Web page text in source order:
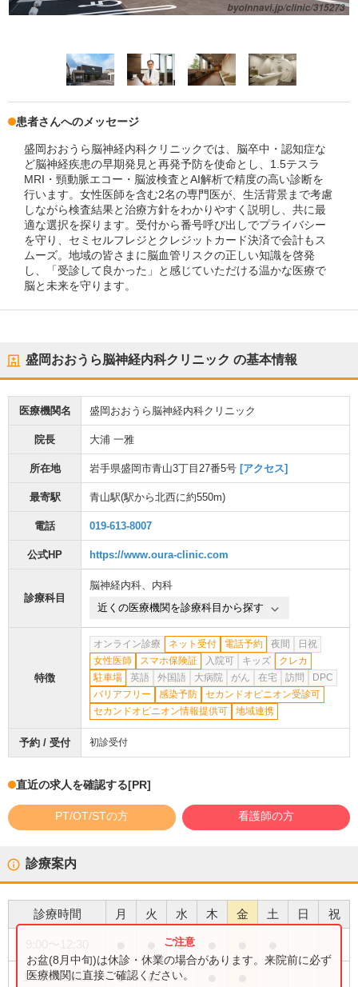
患者さんへのメッセージ
盛岡おおうら脳神経内科クリニックでは、脳卒中・認知症な
ど脳神経疾患の早期発見と再発予防を使命とし、1.5テスラ
MRI・頸動脈エコー・脳波検査とAI解析で精度の高い診断を
行います。女性医師を含む2名の専門医が、生活背景まで考慮
しながら検査結果と治療方針をわかりやすく説明し、共に最
適な選択を探ります。受付から番号呼び出しでプライバシー
を守り、セミセルフレジとクレジットカード決済で会計もス
ムーズ。地域の皆さまに脳血管リスクの正しい知識を啓発
し、「受診して良かった」と感じていただける温かな医療で
脳と未来を守ります。
盛岡おおうら脳神経内科クリニック の基本情報
医療機関名 盛岡おおうら脳神経内科クリニック
院長 大浦 一雅
所在地 岩手県盛岡市青山3丁目27番5号 [アクセス]
最寄駅 青山駅(駅から北西に約550m)
電話 019-613-8007
公式HP https://www.oura-clinic.com
診療科目
脳神経内科、 内科
近くの医療機関を診療科目から探す
特徴
オンライン診療 ネット受付 電話予約 夜間
日祝
女性医師
スマホ保険証 入院可 キッズ
クレカ
駐車場
英語 外国語 大病院 がん 在宅 訪問
DPC
バリアフリー
感染予防
セカンドオピニオン受診可
セカンドオピニオン情報提供可
地域連携
予約 / 受付 初診受付
直近の求人を確認する[PR]
PT/OT/STの方 看護師の方
診療案内
診療時間 月 火 水 木 金 土 日 祝
●
14:00〜18:00 ● ●
お盆(8月中旬)は休診・休業の場合があります。来院前に必ず
医療機関に直接ご確認ください。